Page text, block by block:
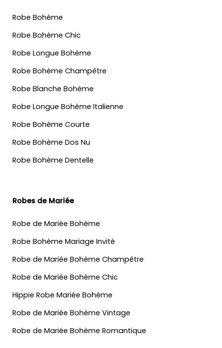
Robe Bohème
Robe Bohème Chic
Robe Longue Bohème
Robe Bohème Champêtre
Robe Blanche Bohème
Robe Longue Bohème Italienne
Robe Bohème Courte
Robe Bohème Dos Nu
Robe Bohème Dentelle
Robes de Mariée
Robe de Mariée Bohème
Robe Bohème Mariage Invité
Robe de Mariée Bohème Champêtre
Robe de Mariée Bohème Chic
Hippie Robe Mariée Bohème
Robe de Mariée Bohème Vintage
Robe de Mariée Bohème Romantique